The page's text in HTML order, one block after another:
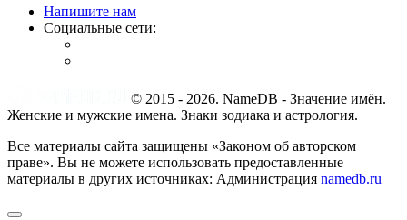
Напишите нам
Социальные сети:
© 2015 - 2026. NameDB - Значение имён.
Женские и мужские имена. Знаки зодиака и астрология.
Все материалы сайта защищены «Законом об авторском
праве». Вы не можете использовать предоставленные
материалы в других источниках: Администрация namedb.ru